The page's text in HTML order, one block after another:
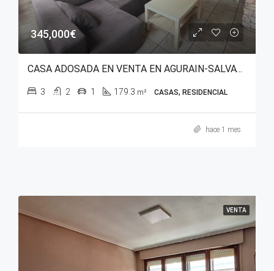
345,000€
CASA ADOSADA EN VENTA EN AGURAIN-SALVATIERRA (ÁLAVA)
3 2 1 179.3 m² CASAS, RESIDENCIAL
hace 1 mes
VENTA